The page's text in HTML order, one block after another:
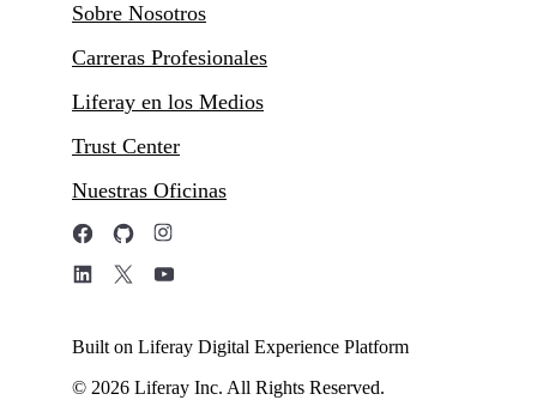
Sobre Nosotros
Carreras Profesionales
Liferay en los Medios
Trust Center
Nuestras Oficinas
Built on Liferay Digital Experience Platform
© 2026 Liferay Inc. All Rights Reserved.